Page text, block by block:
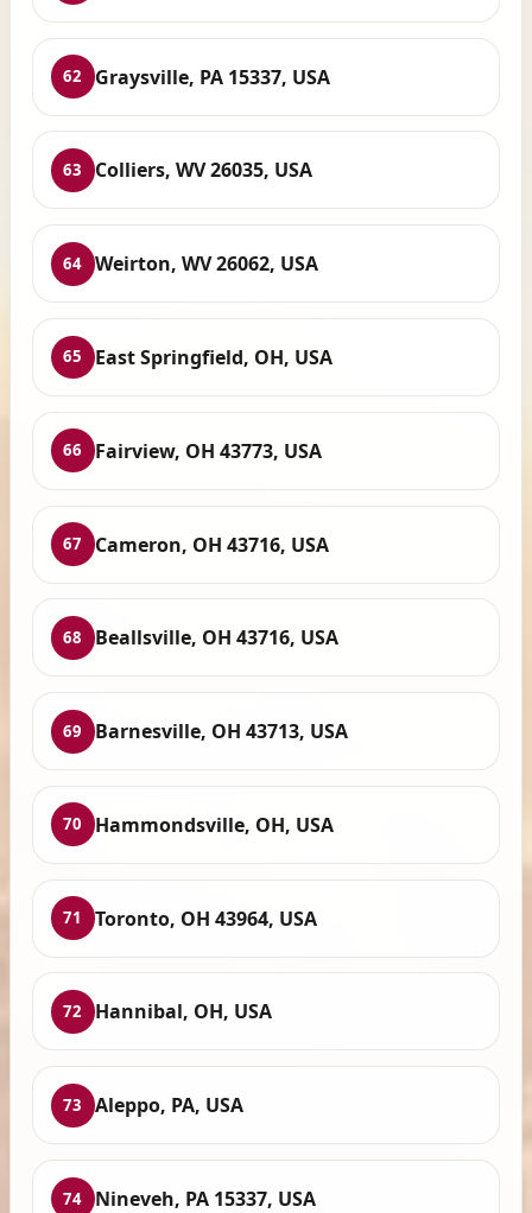
62 Graysville, PA 15337, USA
63 Colliers, WV 26035, USA
64 Weirton, WV 26062, USA
65 East Springfield, OH, USA
66 Fairview, OH 43773, USA
67 Cameron, OH 43716, USA
68 Beallsville, OH 43716, USA
69 Barnesville, OH 43713, USA
70 Hammondsville, OH, USA
71 Toronto, OH 43964, USA
72 Hannibal, OH, USA
73 Aleppo, PA, USA
74 Nineveh, PA 15337, USA